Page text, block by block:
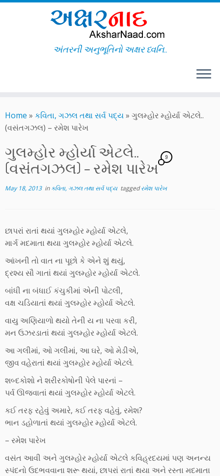
to
content
અંતરની અનુભૂતિનો અક્ષર ધ્વનિ..
Home » કવિતા, ગઝલ તથા સર્વ પદ્ય» ગુલમ્હોર મ્હોર્યા એટલે..
(વસંતગઝલ) – રમેશ પારેખ
ગુલમ્હોર મ્હોર્યા એટલે..
(વસંતગઝલ) – રમેશ પારેખ
9
May 18, 2013inકવિતા, ગઝલ તથા સર્વ પદ્ય taggedરમેશ પારેખ
છાપરાં રાતાં થયાં ગુલમ્હોર મ્હોર્યા એટલે,
માર્ગ મદમાતા થયા ગુલમ્હોર મ્હોર્યા એટલે.
આંખની તો વાત ના પૂછો કે એને શું થયું,
દ્રશ્ય સૌ ગાતાં થયાં ગુલમ્હોર મ્હોર્યા એટલે.
બાંધી ના બંધાઈ કંચુકીમાં એની પોટલી,
વક્ષ ચડિયાતાં થયાં ગુલમ્હોર મ્હોર્યા એટલે.
વાયુ અણિયાળો થયો તેની ય ના પરવા કરી,
મન ઉઝરડાતાં થયાં ગુલમ્હોર મ્હોર્યા એટલે.
આ ગલીમાં, ઓ ગલીમાં, આ ઘરે, ઓ મેડીએ,
જીવ વહેરાતાં થયાં ગુલમ્હોર મ્હોર્યા એટલે.
શબ્દકોશો ને શરીરકોષોની પેલે પારનાં –
પર્વ ઊજવાતાં થયાં ગુલમ્હોર મ્હોર્યા એટલે.
કઈ તરફ રહેવું અમારે, કઈ તરફ વહેવું, રમેશ?
ભાન ડહોળાતાં થયાં ગુલમ્હોર મ્હોર્યા એટલે.
– રમેશ પારેખ
વસંત આવી અને ગુલમ્હોર મ્હોર્યા એટલે કવિહ્રદયમાં પણ અનન્ય
સ્પંદનો ઉદભવવાના શરૂ થયાં, છાપરાં રાતાં થયા અને રસ્તા મદમાતા